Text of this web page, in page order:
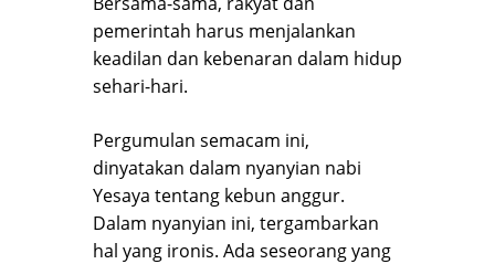
pemerintah harus menjalankan
keadilan dan kebenaran dalam hidup
sehari-hari.
Pergumulan semacam ini,
dinyatakan dalam nyanyian nabi
Yesaya tentang kebun anggur.
Dalam nyanyian ini, tergambarkan
hal yang ironis. Ada seseorang yang